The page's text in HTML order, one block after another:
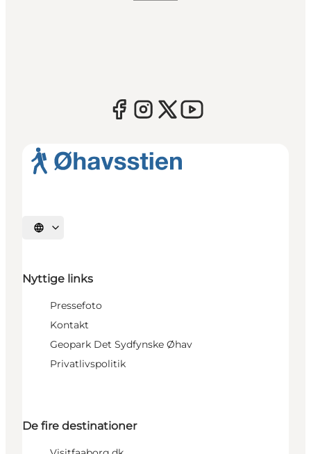
Vælg sprog
Nyttige links
Pressefoto
Kontakt
Geopark Det Sydfynske Øhav
Privatlivspolitik
De fire destinationer